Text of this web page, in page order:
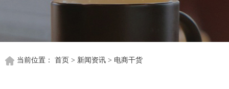
当前位置： 首页 > 新闻资讯> 电商干货